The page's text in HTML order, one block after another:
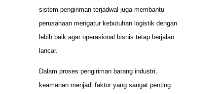
sistem pengiriman terjadwal juga membantu
perusahaan mengatur kebutuhan logistik dengan
lebih baik agar operasional bisnis tetap berjalan
lancar.
Dalam proses pengiriman barang industri,
keamanan menjadi faktor yang sangat penting.